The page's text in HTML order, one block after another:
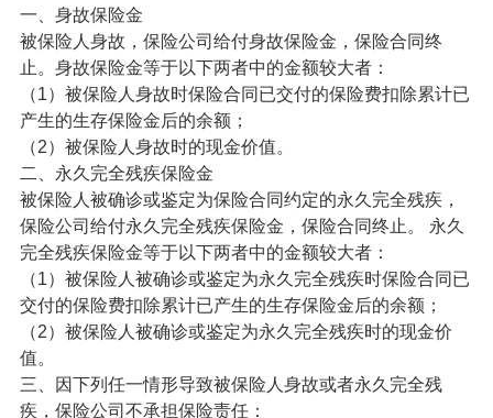
一、身故保险金
被保险人身故，保险公司给付身故保险金，保险合同终
止。身故保险金等于以下两者中的金额较大者：
（1）被保险人身故时保险合同已交付的保险费扣除累计已
产生的生存保险金后的余额；
（2）被保险人身故时的现金价值。
二、永久完全残疾保险金
被保险人被确诊或鉴定为保险合同约定的永久完全残疾，
保险公司给付永久完全残疾保险金，保险合同终止。 永久
完全残疾保险金等于以下两者中的金额较大者：
（1）被保险人被确诊或鉴定为永久完全残疾时保险合同已
交付的保险费扣除累计已产生的生存保险金后的余额；
（2）被保险人被确诊或鉴定为永久完全残疾时的现金价
值。
三、因下列任一情形导致被保险人身故或者永久完全残
疾，保险公司不承担保险责任：